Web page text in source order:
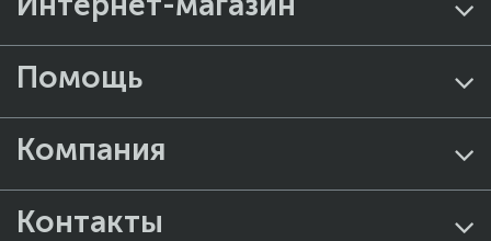
Помощь
Компания
Контакты